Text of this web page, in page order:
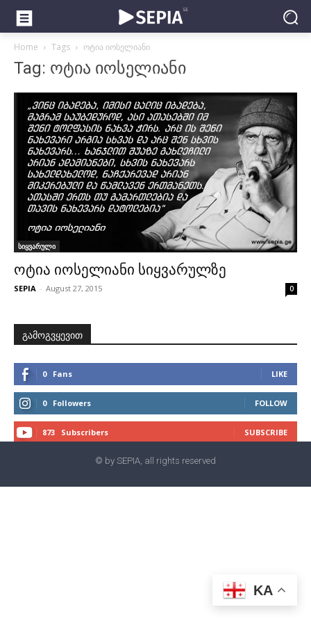
Home Tags ოტია იოსელიანი
Tag: ოტია იოსელიანი
სიყვარული
ოტია იოსელიანი სიყვარულზე
SEPIA - August 27, 2015 0
გამოგვყევით
0 Fans LIKE
0 Followers FOLLOW
873 Subscribers SUBSCRIBE
© by SEPIA, all rights reserved
KA